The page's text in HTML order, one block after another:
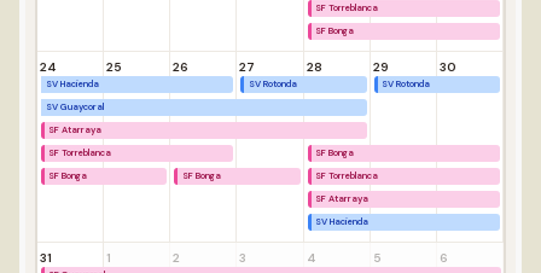
SF Torreblanca
SF Bonga
24 25 26 27 28 29 30
SV Hacienda
SV Guaycoral
SF Atarraya
SF Torreblanca
SF Bonga SF Bonga
SV Rotonda
SF Bonga
SF Torreblanca
SF Atarraya
SV Hacienda
SV Rotonda
31 1 2 3 4 5 6